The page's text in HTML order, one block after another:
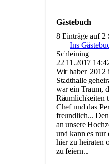
Gästebuch
8 Einträge auf 2
Ins
Schleining
22.11.2017
Wir haben 2012
Stadthalle
war ein Traum,
Räumlichkeiten
Chef und das
freundlich...
an unsere
und kann es nur
hier zu heiraten
zu feiern...